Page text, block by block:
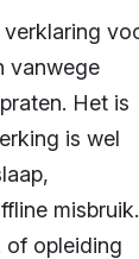
verklaring
vanwege
Het is
is wel
misbruik.
of opleiding